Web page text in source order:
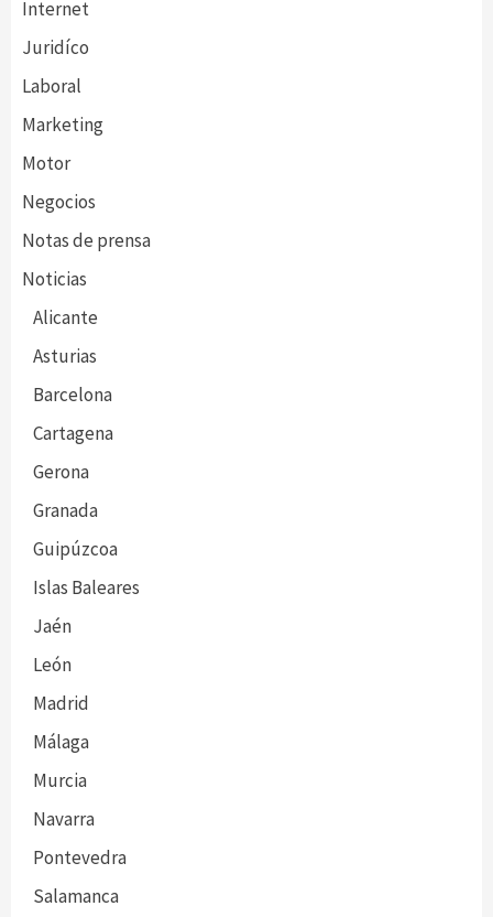
Internet
Juridíco
Laboral
Marketing
Motor
Negocios
Notas de prensa
Noticias
Alicante
Asturias
Barcelona
Cartagena
Gerona
Granada
Guipúzcoa
Islas Baleares
Jaén
León
Madrid
Málaga
Murcia
Navarra
Pontevedra
Salamanca